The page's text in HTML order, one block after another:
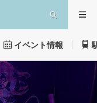
イベント情報